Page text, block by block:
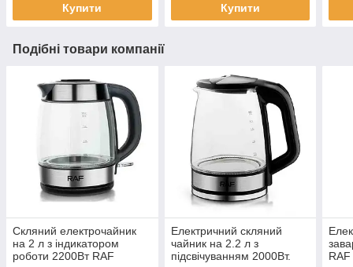
Купити Купити
Подібні товари компанії
Скляний електрочайник
на 2 л з індикатором
роботи 2200Вт RAF
Електричний скляний
чайник на 2.2 л з
підсвічуванням 2000Вт.